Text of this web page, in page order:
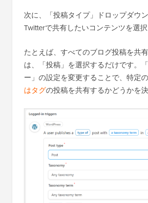
次に、「投稿タイプ」ドロップダウン
Twitterで共有したいコンテンツを選択
たとえば、すべてのブログ投稿を共
は、「投稿」を選択するだけです。
ー」の設定を変更することで、特定の
はタグの投稿を共有するかどうかを決